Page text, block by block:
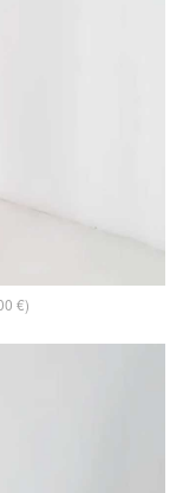
€)